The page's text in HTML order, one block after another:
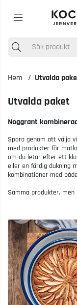
Hem Utvalda
Utvalda paket
Noggrant
Spara genom att välja
med produkter för
om du letar efter ett
eller en färdig dukning
kombinationer med
Samma produkter,